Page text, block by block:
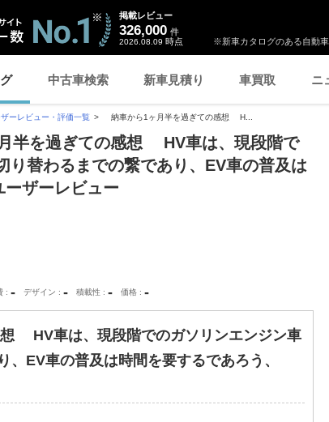
※新車カタログのある自動
掲載レビュー
326,000 件
2026.08.09 時点
中古車検索 新車見積り 車買取 ニ
ザーレビュー・評価一覧 納車から1ヶ月半を過ぎての感想 H...
半を過ぎての感想 HV車は、現段階で
り替わるまでの繋であり、EV車の普及は
ーザーレビュー
- デザイン - 積載性 - 価格 -
HV車は、現段階でのガソリンエンジン車
、EV車の普及は時間を要するであろう、